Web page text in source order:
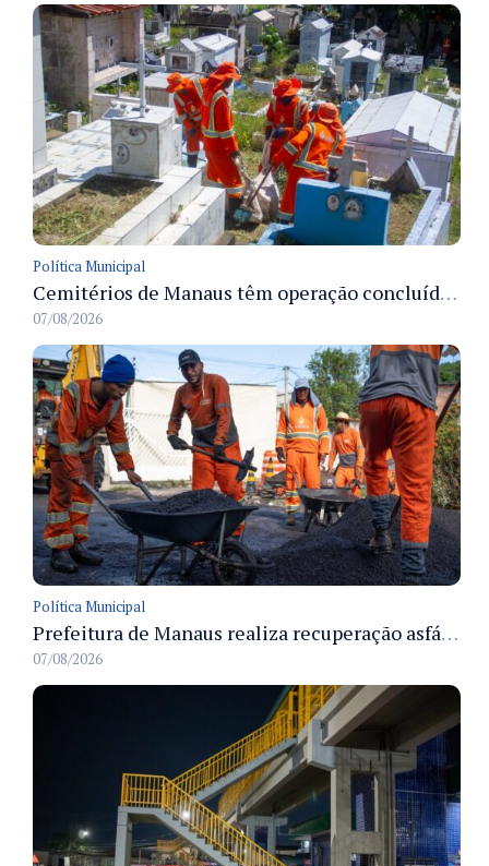
Política Municipal
Cemitérios de Manaus têm operação concluída e estrutura pronta para receber famílias no Dia dos Pais
07/08/2026
Política Municipal
Prefeitura de Manaus realiza recuperação asfáltica na rua Canário do Campo e amplia mobilidade na zona Norte
07/08/2026